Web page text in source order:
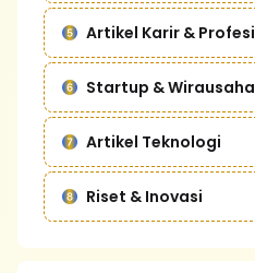
Artikel Karir & Profesi
Startup & Wirausaha
Artikel Teknologi
Riset & Inovasi